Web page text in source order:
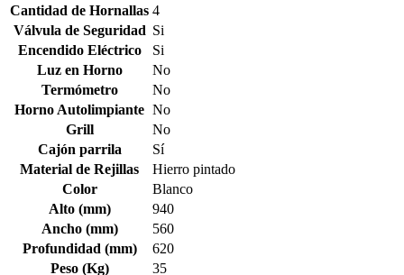
Cantidad de Hornallas 4
Válvula de Seguridad Si
Encendido Eléctrico
Si
Luz en Horno
No
Termómetro
No
Horno Autolimpiante No
Grill
No
Cajón parrila
Sí
Material de Rejillas
Hierro pintado
Color
Blanco
Alto (mm)
940
Ancho (mm)
560
Profundidad (mm)
620
Peso (Kg)
35